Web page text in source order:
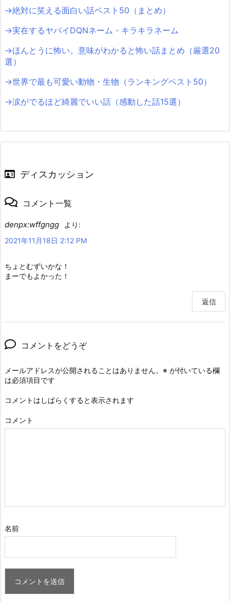
→絶対に笑える面白い話ベスト50（まとめ）
→実在するヤバイDQNネーム・キラキラネーム
→ほんとうに怖い。意味がわかると怖い話まとめ（厳選20
選）
→世界で最も可愛い動物・生物（ランキングベスト50）
→涙がでるほど綺麗でいい話（感動した話15選）
ディスカッション
コメント一覧
denpx:wffgngg
より:
2021年11月18日 2:12 PM
ちょとむずいかな！
まーでもよかった！
返信
コメントをどうぞ
メールアドレスが公開されることはありません。 ※ が付いている欄
は必須項目です
コメントはしばらくすると表示されます
コメント
名前